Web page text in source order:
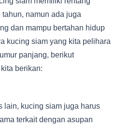
namun ada juga
dan mampu bertahan hidup
kucing siam yang kita pelihara
panjang, berikut
berikan:
lain, kucing siam juga harus
terkait dengan asupan